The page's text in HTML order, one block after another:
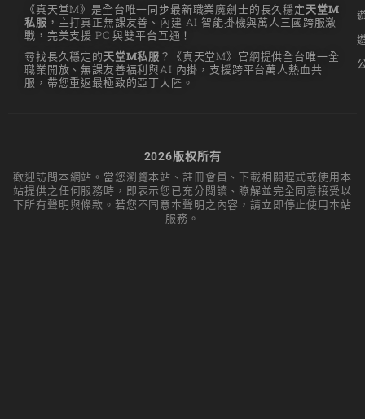
이드
리니지M 요정
리니지M 클래스 체인
지 뇌신
리니지M 파밍
《真天堂M》是全台唯一同步最新職業魔劍士的長久穩定天堂M
私服 ，主打真正無課友善、內建 AI 智能掛機與萬人三國跨服激
戰，完美支援 PC 與雙平台互通！
尋找長久穩定的天堂M私服 ？《真天堂M》官網提供全台唯一全
職業開放、無課友善福利與AI 內掛，支援跨平台萬人熱血共
服，帶您重返最極致的亞丁大陸。
2026版权所有
歡迎訪問本網站。當您瀏覽本站、註冊會員、下載相關程式或使用本
站提供之任何服務時，即表示您已充分閱讀、瞭解並完全同意接受以
下所有聲明與條款。若您不同意本聲明之內容，請立即停止使用本站
服務。